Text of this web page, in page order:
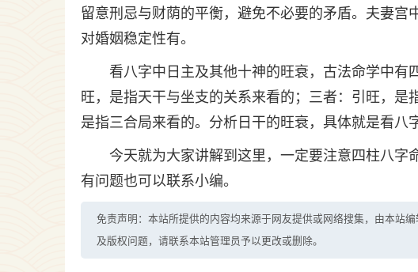
留意刑忌与财荫的平衡，避免不必要的矛盾。夫妻
对婚姻稳定性有。
看八字中日主及其他十神的旺衰，古法命学中有
旺，是指天干与坐支的关系来看的；三者：引旺，是
是指三合局来看的。分析日干的旺衰，具体就是看八
今天就为大家讲解到这里，一定要注意四柱八字
有问题也可以联系小编。
免责声明：本站所提供的内容均来源于网友提供或网络搜集，由本站
及版权问题，请联系本站管理员予以更改或删除。